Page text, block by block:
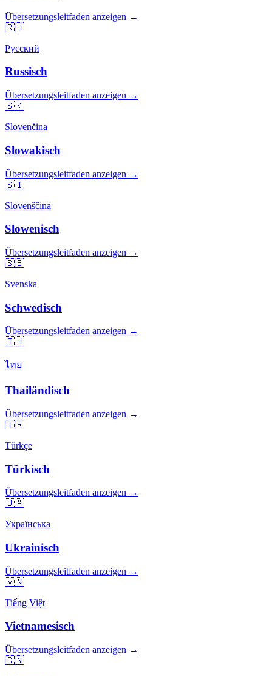
Übersetzungsleitfaden anzeigen →
🇷🇺
Русский
Russisch
Übersetzungsleitfaden anzeigen →
🇸🇰
Slovenčina
Slowakisch
Übersetzungsleitfaden anzeigen →
🇸🇮
Slovenščina
Slowenisch
Übersetzungsleitfaden anzeigen →
🇸🇪
Svenska
Schwedisch
Übersetzungsleitfaden anzeigen →
🇹🇭
ไทย
Thailändisch
Übersetzungsleitfaden anzeigen →
🇹🇷
Türkçe
Türkisch
Übersetzungsleitfaden anzeigen →
🇺🇦
Українська
Ukrainisch
Übersetzungsleitfaden anzeigen →
🇻🇳
Tiếng Việt
Vietnamesisch
Übersetzungsleitfaden anzeigen →
🇨🇳